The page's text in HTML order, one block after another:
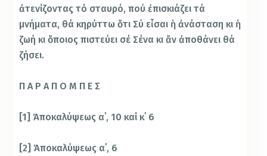
ἀτενίζοντας τό σταυρό, πού ἐπισκιάζει τά
μνήματα, θά κηρύττω ὅτι Σύ εἶσαι ἡ ἀνάσταση κι ἡ
ζωή κι ὅποιος πιστεύει σέ Σένα κι ἄν ἀποθάνει θά
ζήσει.
Π Α Ρ Α Π Ο Μ Π Ε Σ
[1] Ἀποκαλύψεως α΄, 10 καί κ΄ 6
[2] Ἀποκαλύψεως α΄, 6